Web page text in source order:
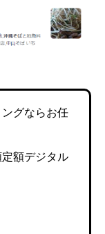
グならお任
額デジタル